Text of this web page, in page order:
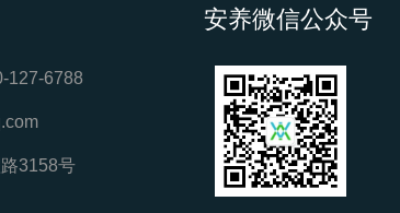
127-6788
3158号
安养微信公众号